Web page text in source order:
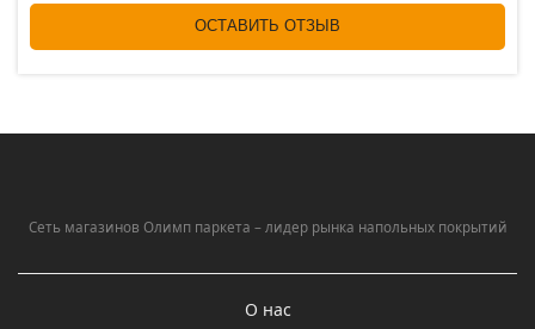
ОСТАВИТЬ ОТЗЫВ
Сеть магазинов Олимп паркета – лидер рынка напольных покрытий
О нас